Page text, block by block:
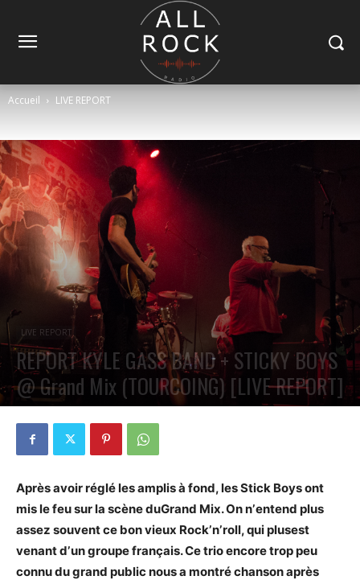
Accueil LIVE REPORT
LIVE REPORT
REPORT KYLE GASS BAND + STICKY BOYS
@ Grand Mix (TOURCOING) [LIVE REPORT]
Après avoir réglé les amplis à fond, les Stick Boys ont
mis le feu sur la scène duGrand Mix. On nʼentend plus
assez souvent ce bon vieux Rockʼnʼroll, qui plusest
venant dʼun groupe français. Ce trio encore trop peu
connu du grand publicnous a montré chanson après